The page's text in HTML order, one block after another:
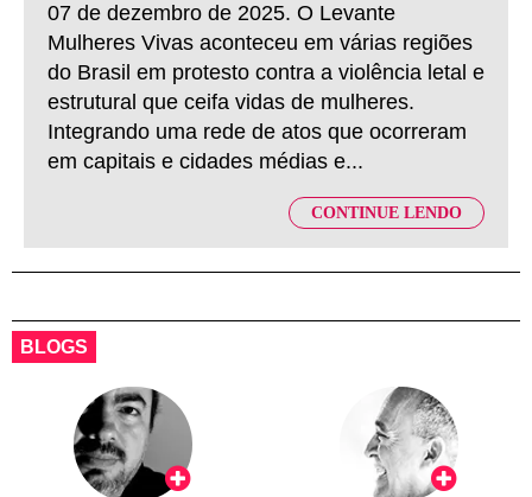
07 de dezembro de 2025. O Levante
Mulheres Vivas aconteceu em várias regiões
do Brasil em protesto contra a violência letal e
estrutural que ceifa vidas de mulheres.
Integrando uma rede de atos que ocorreram
em capitais e cidades médias e...
CONTINUE LENDO
BLOGS